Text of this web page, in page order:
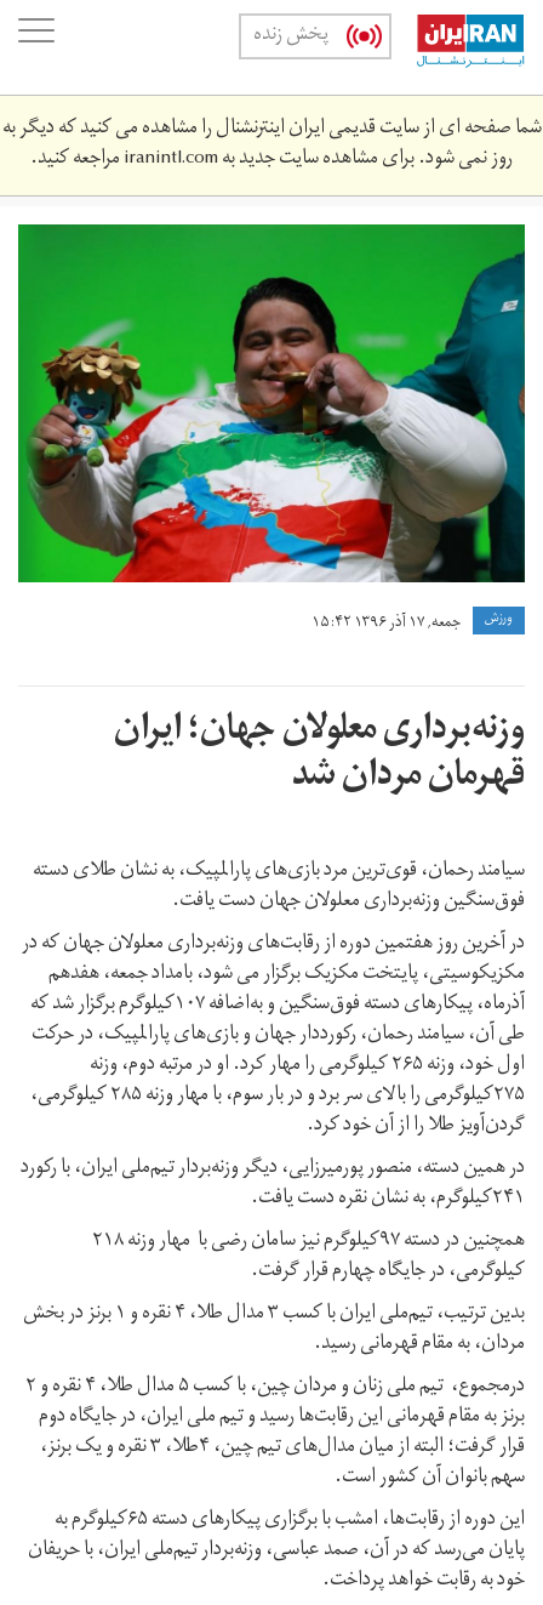
Skip
main
content
پخش زنده
شما صفحه ای از سایت قدیمی ایران اینترنشنال را مشاهده می کنید که دیگر به
روز نمی شود. برای مشاهده سایت جدید بهiranintl.comمراجعه کنید.
wznhbrdry_mlwln_jhn.jpg
ورزش جمعه, ۱۷ آذر ۱۳۹۶ ۱۵:۴۲
وزنه‌برداری معلولان جهان؛ ایران
قهرمان مردان شد
سیامند رحمان، قوی‌ترین مرد بازی‌های پارالمپیک، به نشان طلای دسته
فوق‌سنگین وزنه‌برداری معلولان جهان دست یافت.
در آخرین روز هفتمین دوره از رقابت‌های وزنه‌برداری معلولان جهان که در
مکزیکوسیتی، پایتخت مکزیک برگزار می شود، بامداد جمعه، هفدهم
آذرماه، پیکارهای دسته فوق‌سنگین و به‌اضافه ۱۰۷کیلوگرم برگزار شد که
طی آن، سیامند رحمان، رکورددار جهان و بازی‌های پارالمپیک، در حرکت
اول خود، وزنه ۲۶۵ کیلوگرمی را مهار کرد. او در مرتبه دوم، وزنه
۲۷۵کیلوگرمی را بالای سر برد و در بار سوم، با مهار وزنه ۲۸۵ کیلوگرمی،
گردن‌آویز طلا را از آن خود کرد.
در همین دسته، منصور پورمیرزایی، دیگر وزنه‌بردار تیم‌ملی ایران، با رکورد
۲۴۱کیلوگرم، به نشان نقره دست یافت.
همچنین در دسته ۹۷کیلوگرم نیز سامان رضی با مهار وزنه ۲۱۸
کیلوگرمی، در جایگاه چهارم قرار گرفت.
بدین ترتیب، تیم‌ملی ایران با کسب ۳ مدال طلا، ۴ نقره و ۱ برنز در بخش
مردان، به مقام قهرمانی رسید.
درمجموع، تیم ملی زنان و مردان چین، با کسب ۵ مدال طلا، ۴ نقره و ۲
برنز به مقام قهرمانی این رقابت‌ها رسید و تیم ملی ایران، در جایگاه دوم
قرار گرفت؛ البته از میان مدال‌های تیم چین، ۴طلا، ۳ نقره و یک برنز،
سهم بانوان آن کشور است.
این دوره از رقابت‌ها، امشب با برگزاری پیکارهای دسته ۶۵کیلوگرم به
پایان می‌رسد که در آن، صمد عباسی، وزنه‌بردار تیم‌ملی ایران، با حریفان
خود به رقابت خواهد پرداخت.